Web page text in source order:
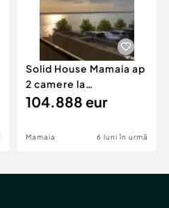
Solid House Mamaia ap
2 camere la
cheie,langa Mega
104.888 eur
Mamaia 6 luni în urmă